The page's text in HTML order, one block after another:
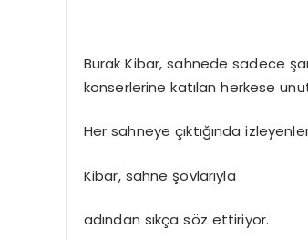
Burak Kibar, sahnede sadece
konserlerine katılan herkese
Her sahneye çıktığında
Kibar, sahne şovlarıyla
adından sıkça söz ettiriyor.